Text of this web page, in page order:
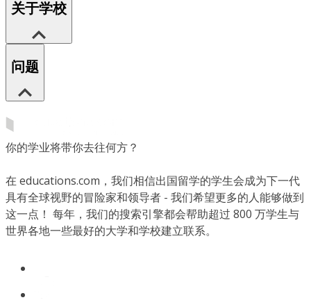
关于学校
问题
你的学业将带你去往何方？
在 educations.com，我们相信出国留学的学生会成为下一代
具有全球视野的冒险家和领导者 - 我们希望更多的人能够做到
这一点！ 每年，我们的搜索引擎都会帮助超过 800 万学生与
世界各地一些最好的大学和学校建立联系。